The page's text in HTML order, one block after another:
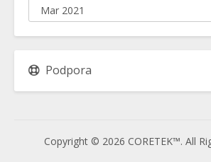
Podpora
Copyright © 2026 CORETEK™. All